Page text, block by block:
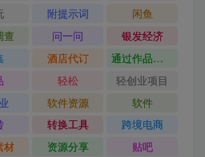
附提示词
闲鱼
查
问一问
银发经济
酒店代订
通过作品流量
轻松
轻创业项目
软件资源
软件
转换工具
跨境电商
材
资源分享
贴吧